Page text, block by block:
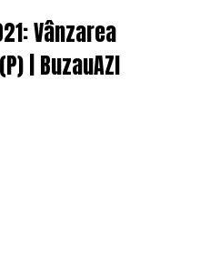
Vânzarea
| BuzauAZI